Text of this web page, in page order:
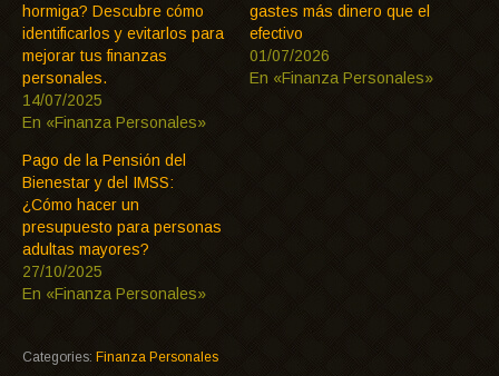
hormiga? Descubre cómo
identificarlos y evitarlos para
mejorar tus finanzas
personales.
14/07/2025
En «Finanza Personales»
gastes más dinero que el
efectivo
01/07/2026
En «Finanza Personales»
Pago de la Pensión del
Bienestar y del IMSS:
¿Cómo hacer un
presupuesto para personas
adultas mayores?
27/10/2025
En «Finanza Personales»
Categories: Finanza Personales